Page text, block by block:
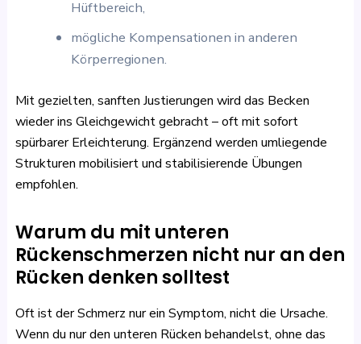
Hüftbereich,
mögliche Kompensationen in anderen
Körperregionen.
Mit gezielten, sanften Justierungen wird das Becken
wieder ins Gleichgewicht gebracht – oft mit sofort
spürbarer Erleichterung. Ergänzend werden umliegende
Strukturen mobilisiert und stabilisierende Übungen
empfohlen.
Warum du mit unteren
Rückenschmerzen nicht nur an den
Rücken denken solltest
Oft ist der Schmerz nur ein Symptom, nicht die Ursache.
Wenn du nur den unteren Rücken behandelst, ohne das